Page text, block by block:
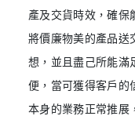
產及交貨時效，確保
將價廉物美的產品送
想，並且盡己所能滿
便，當可獲得客戶的
本身的業務正常推展